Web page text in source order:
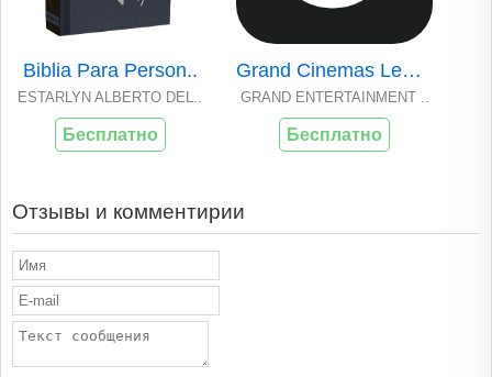
Biblia Para Person..
ESTARLYN ALBERTO DEL..
Бесплатно
Grand Cinemas Leba..
GRAND ENTERTAINMENT ..
Бесплатно
Отзывы и комментирии